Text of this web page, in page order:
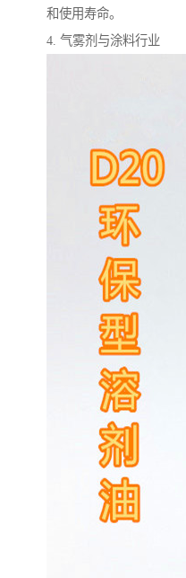
和使用寿命。
4. 气雾剂与涂料行业